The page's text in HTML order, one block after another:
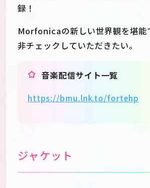
録！
Morfonicaの新しい世界観を堪能
非チェックしていただきたい。
音楽配信サイト一覧
https://bmu.lnk.to/fortehp
ジャケット